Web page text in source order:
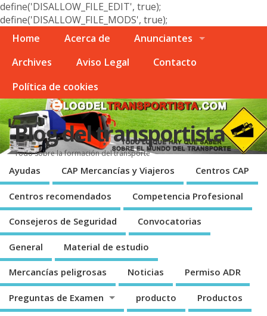
define('DISALLOW_FILE_EDIT', true);
define('DISALLOW_FILE_MODS', true);
Home
Acerca de
Anunciantes
Archives
Aviso Legal
Contacto
Polí­tica de cookies
Blog del transportista
Todo sobre la formación del transporte
Ayudas CAP Mercancí­as y Viajeros Centros CAP
Centros recomendados Competencia Profesional
Consejeros de Seguridad Convocatorias
General Material de estudio
Mercancí­as peligrosas Noticias Permiso ADR
Preguntas de Examen producto Productos